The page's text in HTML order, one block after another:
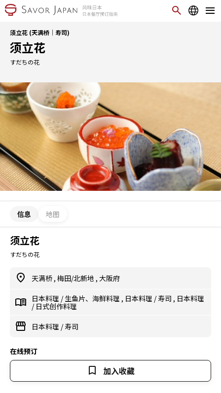
须立花 (天满桥｜寿司)
须立花
すだちの花
信息 地图
须立花
すだちの花
天满桥 , 梅田/北新地 , 大阪府
日本料理 /生鱼片、海鲜料理 , 日本料理 /寿司 , 日本料理
/ 日式创作料理
日本料理 /寿司
在线预订
加入收藏